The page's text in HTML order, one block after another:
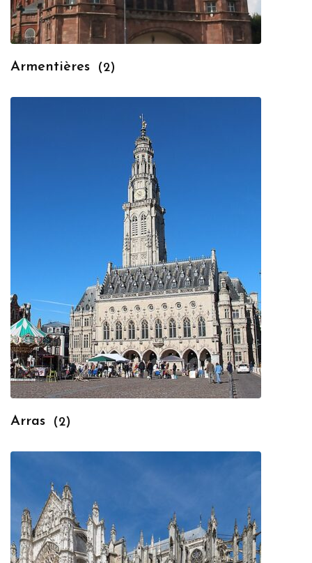
Armentières (2)
Arras (2)